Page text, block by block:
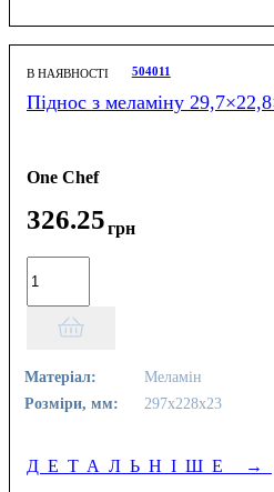
В НАЯВНОСТІ 504011
Піднос з меламіну
One Chef
326.25грн
Матеріал:
Меламін
Розміри, мм:
297х228х23
ДЕТАЛЬНІШЕ →